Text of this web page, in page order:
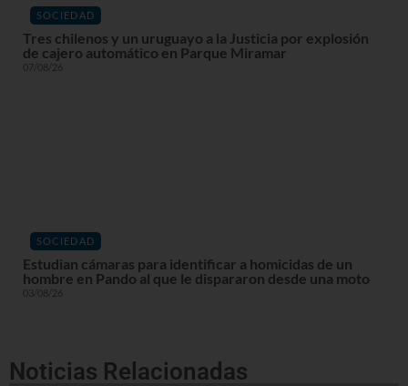
SOCIEDAD
Tres chilenos y un uruguayo a la Justicia por explosión
de cajero automático en Parque Miramar
07/08/26
SOCIEDAD
Estudian cámaras para identificar a homicidas de un
hombre en Pando al que le dispararon desde una moto
03/08/26
Noticias Relacionadas